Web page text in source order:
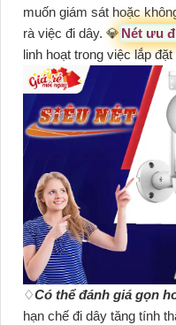
muốn giám sát hoặc
rà việc đi dây. 💎 Nét ưu
linh hoạt trong việc lắp
♢Có thể đánh giá gọn
hạn chế đi dây tăng tính